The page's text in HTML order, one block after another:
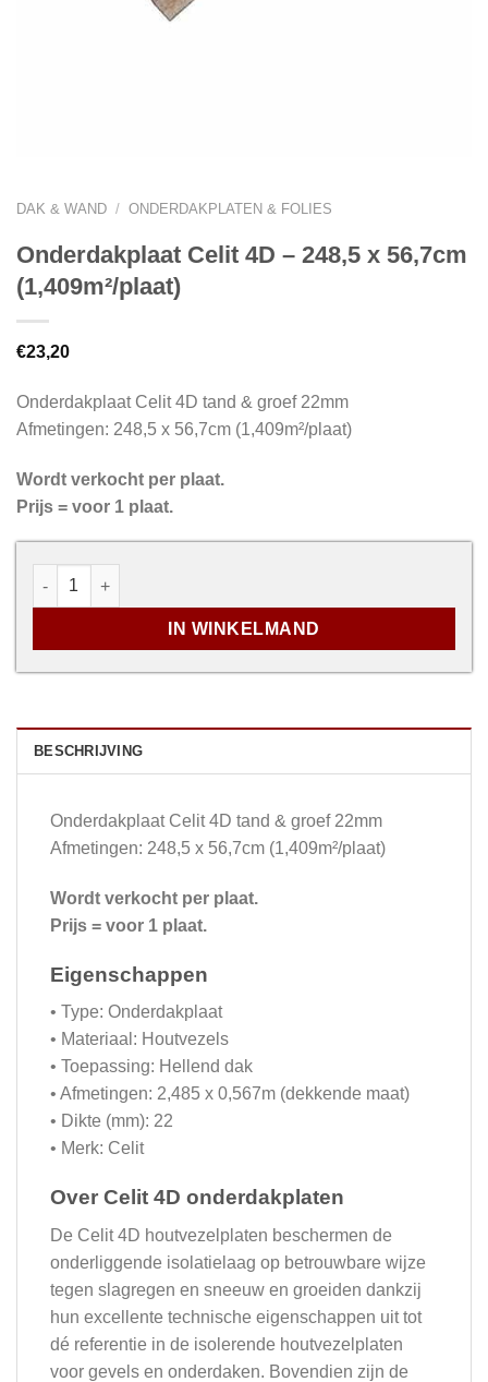
DAK & WAND / ONDERDAKPLATEN & FOLIES
Onderdakplaat Celit 4D – 248,5 x 56,7cm
(1,409m²/plaat)
€23,20
Onderdakplaat Celit 4D tand & groef 22mm
Afmetingen: 248,5 x 56,7cm (1,409m²/plaat)
Wordt verkocht per plaat.
Prijs = voor 1 plaat.
Onderdakplaat Celit 4D - 248,5 x 56,7cm (1,409m²/plaat)
IN WINKELMAND
BESCHRIJVING
Onderdakplaat Celit 4D tand & groef 22mm
Afmetingen: 248,5 x 56,7cm (1,409m²/plaat)
Wordt verkocht per plaat.
Prijs = voor 1 plaat.
Eigenschappen
• Type: Onderdakplaat
• Materiaal: Houtvezels
• Toepassing: Hellend dak
• Afmetingen: 2,485 x 0,567m (dekkende maat)
• Dikte (mm): 22
• Merk: Celit
Over Celit 4D onderdakplaten
De Celit 4D houtvezelplaten beschermen de
onderliggende isolatielaag op betrouwbare wijze
tegen slagregen en sneeuw en groeiden dankzij
hun excellente technische eigenschappen uit tot
dé referentie in de isolerende houtvezelplaten
voor gevels en onderdaken. Bovendien zijn de